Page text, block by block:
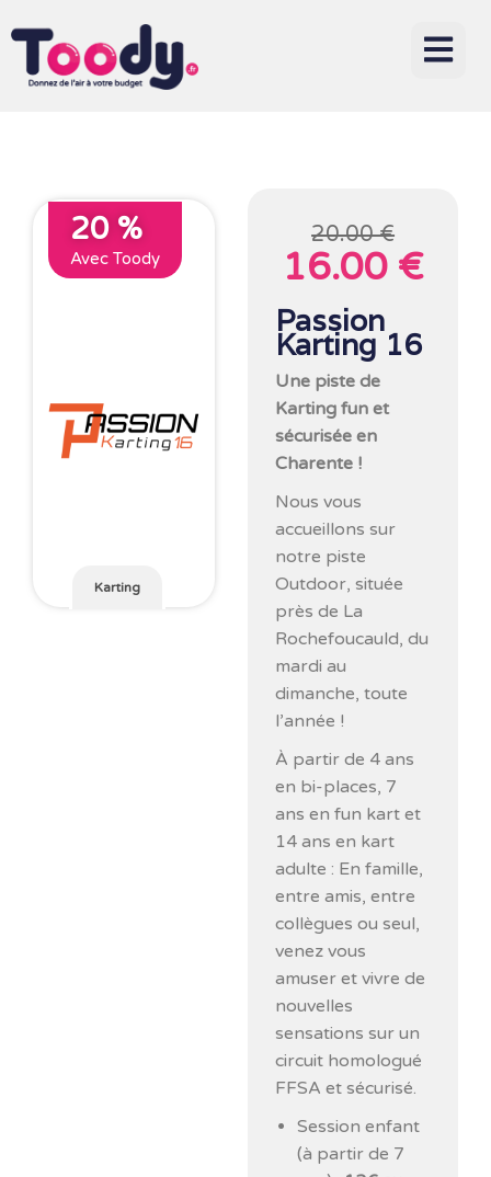
20 %
Avec Toody
Karting
20.00 €
16.00 €
Passion
Karting 16
Une piste de
Karting fun et
sécurisée en
Charente !
Nous vous
accueillons sur
notre piste
Outdoor, située
près de La
Rochefoucauld, du
mardi au
dimanche, toute
l’année !
À partir de 4 ans
en bi-places, 7
ans en fun kart et
14 ans en kart
adulte : En famille,
entre amis, entre
collègues ou seul,
venez vous
amuser et vivre de
nouvelles
sensations sur un
circuit homologué
FFSA et sécurisé.
Session enfant
(à partir de 7